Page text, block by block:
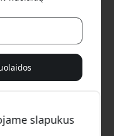
slapukus